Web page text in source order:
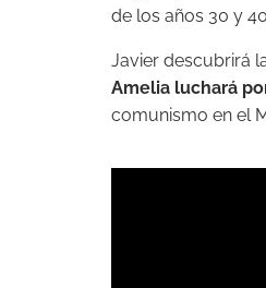
de los años 30 y
Javier descubrirá
Amelia luchará
comunismo en el